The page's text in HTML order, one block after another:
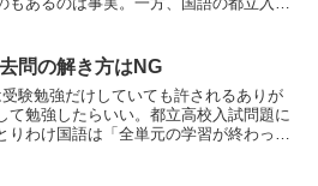
問の解き方はNG
験勉強だけしていても許されるありが
て勉強したらいい。都立高校入試問題に
りわけ国語は「全単元の学習が終わって